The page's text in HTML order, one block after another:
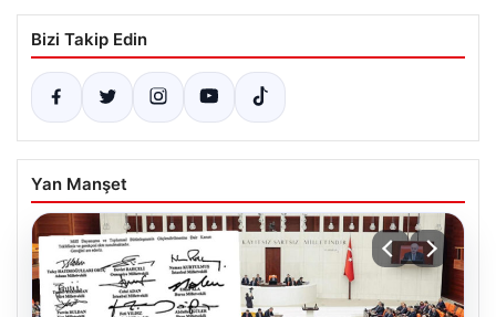
Bizi Takip Edin
Yan Manşet